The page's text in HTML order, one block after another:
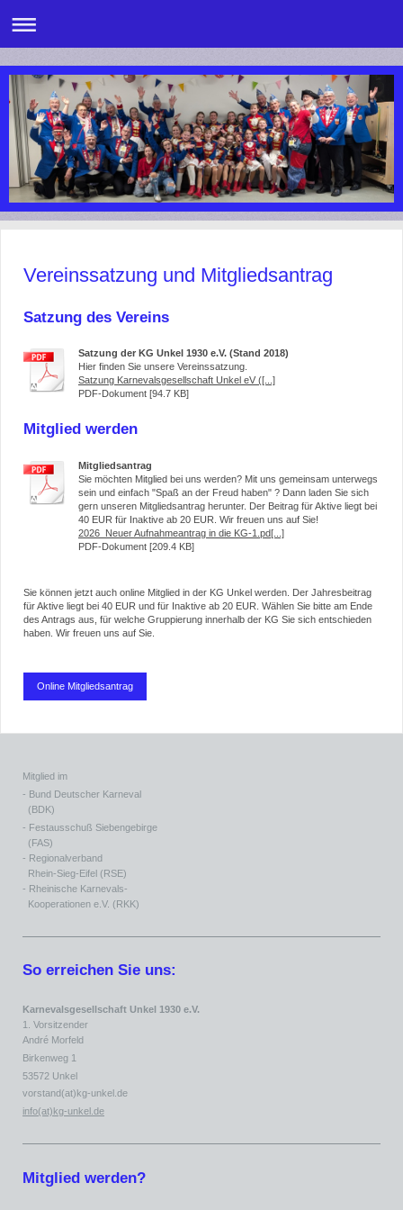
Vereinssatzung und Mitgliedsantrag
Satzung des Vereins
Satzung der KG Unkel 1930 e.V. (Stand 2018)
Hier finden Sie unsere Vereinssatzung.
Satzung Karnevalsgesellschaft Unkel eV ([...]
PDF-Dokument [94.7 KB]
Mitglied werden
Mitgliedsantrag
Sie möchten Mitglied bei uns werden? Mit uns gemeinsam unterwegs
sein und einfach "Spaß an der Freud haben" ? Dann laden Sie sich
gern unseren Mitgliedsantrag herunter. Der Beitrag für Aktive liegt bei
40 EUR für Inaktive ab 20 EUR. Wir freuen uns auf Sie!
2026_Neuer Aufnahmeantrag in die KG-1.pd[...]
PDF-Dokument [209.4 KB]
Sie können jetzt auch online Mitglied in der KG Unkel werden. Der Jahresbeitrag
für Aktive liegt bei 40 EUR und für Inaktive ab 20 EUR. Wählen Sie bitte am Ende
des Antrags aus, für welche Gruppierung innerhalb der KG Sie sich entschieden
haben. Wir freuen uns auf Sie.
Online Mitgliedsantrag
Mitglied im
- Bund Deutscher Karneval
(BDK)
- Festausschuß Siebengebirge
(FAS)
- Regionalverband
Rhein-Sieg-Eifel (RSE)
- Rheinische Karnevals-
Kooperationen e.V. (RKK)
So erreichen Sie uns:
Karnevalsgesellschaft Unkel 1930 e.V.
1. Vorsitzender
André Morfeld
Birkenweg 1
53572 Unkel
vorstand(at)kg-unkel.de
info(at)kg-unkel.de
Mitglied werden?